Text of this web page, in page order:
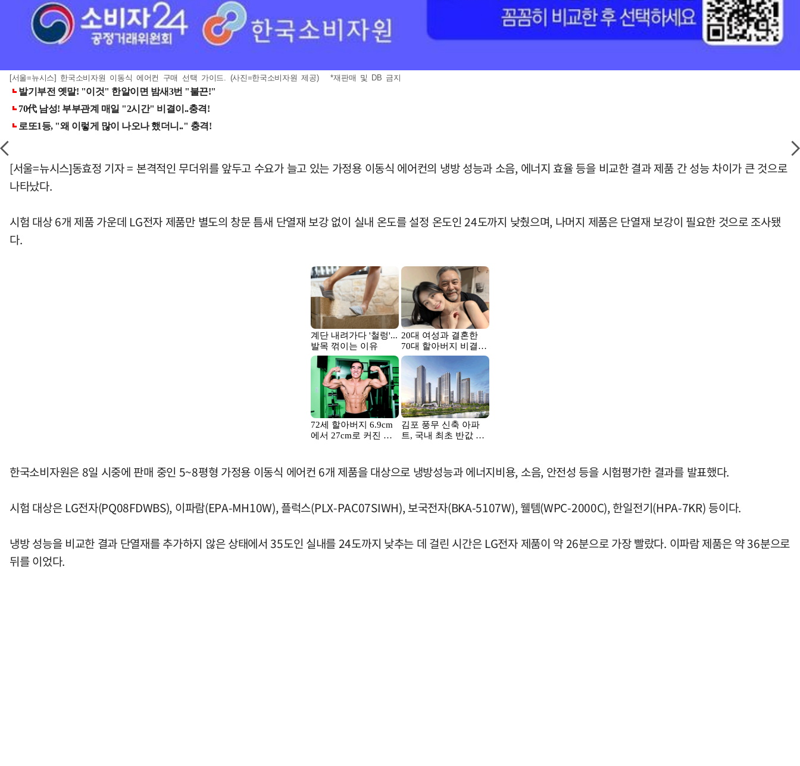
[서울=뉴시스] 한국소비자원 이동식 에어컨 구매 선택 가이드. (사진=한국소비자원 제공) *재판매 및 DB 금지
[서울=뉴시스]동효정 기자 = 본격적인 무더위를 앞두고 수요가 늘고 있는 가정용 이동식 에어컨의 냉방 성능과 소음, 에너지 효율 등을 비교한 결과 제품 간 성능 차이가 큰 것으로
나타났다.
시험 대상 6개 제품 가운데 LG전자 제품만 별도의 창문 틈새 단열재 보강 없이 실내 온도를 설정 온도인 24도까지 낮췄으며, 나머지 제품은 단열재 보강이 필요한 것으로 조사됐
다.
한국소비자원은 8일 시중에 판매 중인 5~8평형 가정용 이동식 에어컨 6개 제품을 대상으로 냉방성능과 에너지비용, 소음, 안전성 등을 시험평가한 결과를 발표했다.
시험 대상은 LG전자(PQ08FDWBS), 이파람(EPA-MH10W), 플럭스(PLX-PAC07SIWH), 보국전자(BKA-5107W), 웰템(WPC-2000C), 한일전기(HPA-7KR) 등이다.
냉방 성능을 비교한 결과 단열재를 추가하지 않은 상태에서 35도인 실내를 24도까지 낮추는 데 걸린 시간은 LG전자 제품이 약 26분으로 가장 빨랐다. 이파람 제품은 약 36분으로
뒤를 이었다.